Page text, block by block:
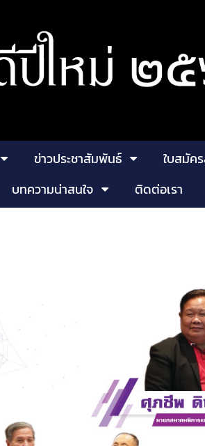
ข่าวประชาสัมพันธ์ ใบสมัค
บทความน่าสนใจ ติดต่อเรา